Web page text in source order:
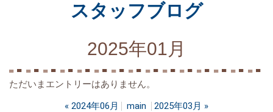
スタッフブログ
2025年01月
ただいまエントリーはありません。
« 2024年06月 main 2025年03月 »